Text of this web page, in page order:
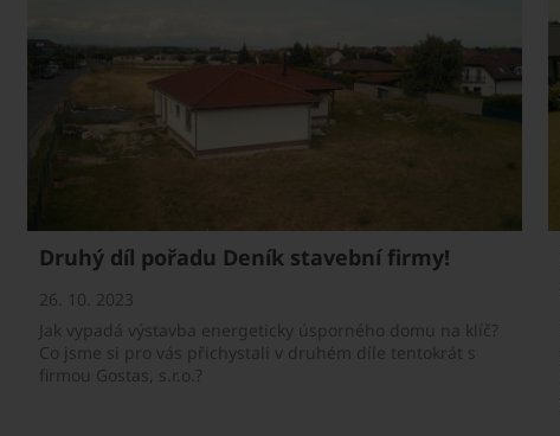
Druhý díl pořadu Deník stavební firmy!
26. 10. 2023
Jak vypadá výstavba energeticky úsporného domu na klíč?
Co jsme si pro vás přichystali v druhém díle tentokrát s
firmou Gostas, s.r.o.?